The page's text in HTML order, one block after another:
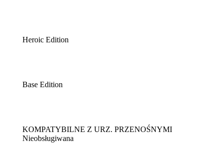
Heroic Edition
Base Edition
Available actions
KOMPATYBILNE Z URZ. PRZENOŚNYMI
Nieobsługiwana